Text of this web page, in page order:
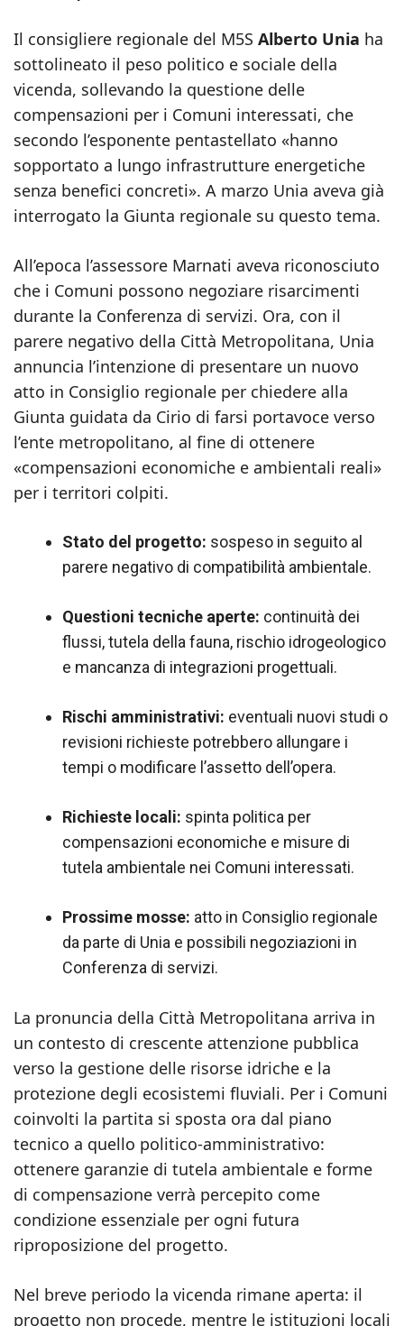
Il consigliere regionale del M5S Alberto Unia ha
sottolineato il peso politico e sociale della
vicenda, sollevando la questione delle
compensazioni per i Comuni interessati, che
secondo l’esponente pentastellato «hanno
sopportato a lungo infrastrutture energetiche
senza benefici concreti». A marzo Unia aveva già
interrogato la Giunta regionale su questo tema.
All’epoca l’assessore Marnati aveva riconosciuto
che i Comuni possono negoziare risarcimenti
durante la Conferenza di servizi. Ora, con il
parere negativo della Città Metropolitana, Unia
annuncia l’intenzione di presentare un nuovo
atto in Consiglio regionale per chiedere alla
Giunta guidata da Cirio di farsi portavoce verso
l’ente metropolitano, al fine di ottenere
«compensazioni economiche e ambientali reali»
per i territori colpiti.
Stato del progetto: sospeso in seguito al
parere negativo di compatibilità ambientale.
Questioni tecniche aperte: continuità dei
flussi, tutela della fauna, rischio idrogeologico
e mancanza di integrazioni progettuali.
Rischi amministrativi: eventuali nuovi studi o
revisioni richieste potrebbero allungare i
tempi o modificare l’assetto dell’opera.
Richieste locali: spinta politica per
compensazioni economiche e misure di
tutela ambientale nei Comuni interessati.
Prossime mosse: atto in Consiglio regionale
da parte di Unia e possibili negoziazioni in
Conferenza di servizi.
La pronuncia della Città Metropolitana arriva in
un contesto di crescente attenzione pubblica
verso la gestione delle risorse idriche e la
protezione degli ecosistemi fluviali. Per i Comuni
coinvolti la partita si sposta ora dal piano
tecnico a quello politico-amministrativo:
ottenere garanzie di tutela ambientale e forme
di compensazione verrà percepito come
condizione essenziale per ogni futura
riproposizione del progetto.
Nel breve periodo la vicenda rimane aperta: il
progetto non procede, mentre le istituzioni locali